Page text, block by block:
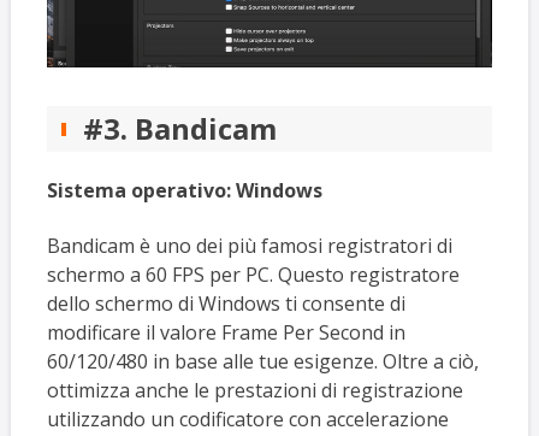
#3. Bandicam
Sistema operativo: Windows
Bandicam è uno dei più famosi registratori di
schermo a 60 FPS per PC. Questo registratore
dello schermo di Windows ti consente di
modificare il valore Frame Per Second in
60/120/480 in base alle tue esigenze. Oltre a ciò,
ottimizza anche le prestazioni di registrazione
utilizzando un codificatore con accelerazione